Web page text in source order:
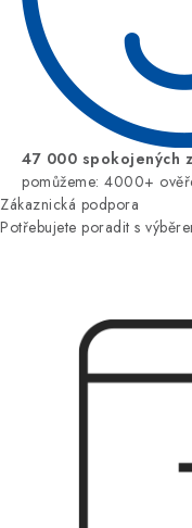
47 000 spokojených
pomůžeme: 4000+
Zákaznická podpora
Potřebujete poradit s